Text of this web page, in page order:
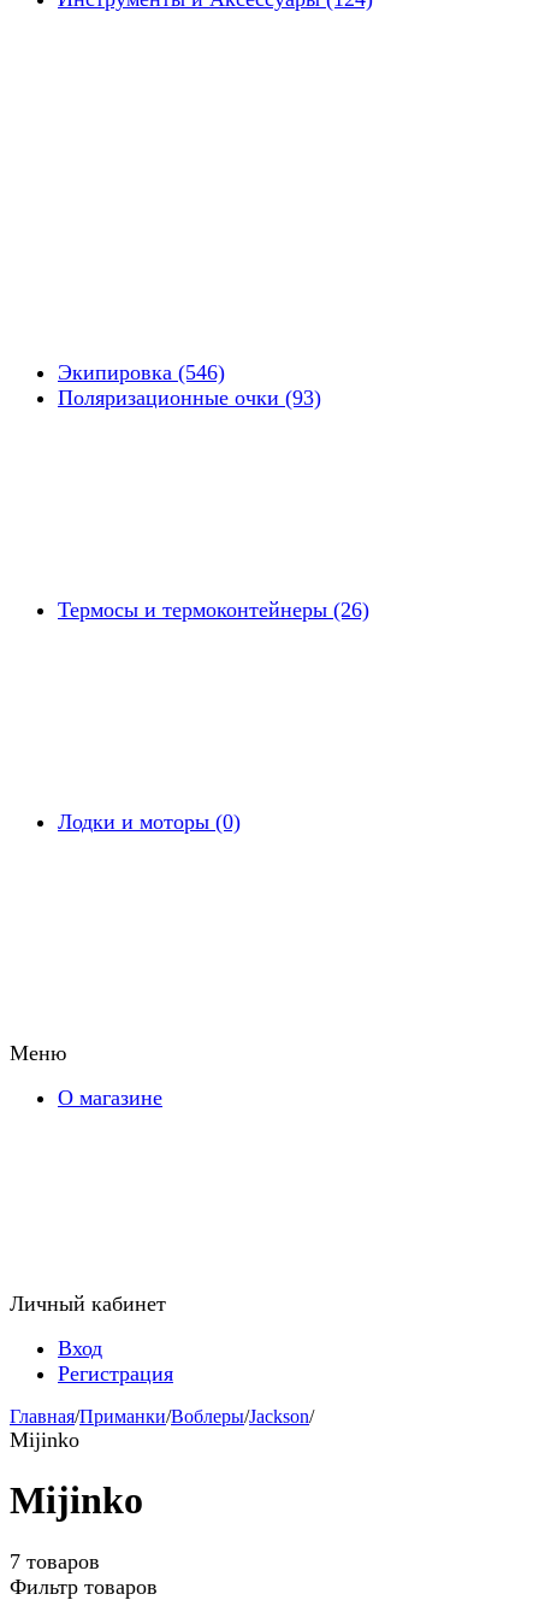
Экипировка (546)
Поляризационные очки (93)
Термосы и термоконтейнеры (26)
Лодки и моторы (0)
Меню
О магазине
Личный кабинет
Вход
Регистрация
Главная/Приманки/Воблеры/Jackson/
Mijinko
Mijinko
7 товаров
Фильтр товаров